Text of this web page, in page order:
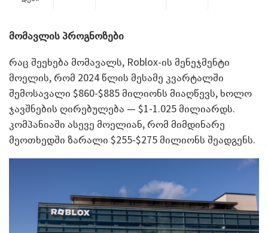
მომავლის პროგნოზები
რაც შეეხება მომავალს, Roblox-ის მენეჯმენტი
მოელის, რომ 2024 წლის მესამე კვარტალში
შემოსავალი $860-$885 მილიონს მიაღწევს, ხოლო
ჯავშნების ღირებულება — $1-1.025 მილიარდს.
კომპანიაში ასევე მოელიან, რომ მიმდინარე
მეოთხედში ზარალი $255-$275 მილიონს შეადგენს.